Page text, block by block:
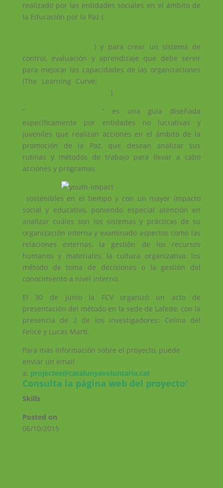
realizado por las entidades sociales en el ámbito de
la Educación por la Paz (Monitoring,
) y para crear un sistema de
control, evaluación y aprendizaje que debe servir
para mejorar las capacidades de las organizaciones
(The Learning Curve:
).
“The Learning Curve” es una guía diseñada
específicamente por entidades no lucrativas y
juveniles que realizan acciones en el ámbito de la
promoción de la Paz, que desean analizar sus
rutinas y métodos de trabajo para llevar a cabo
acciones y programas
sostenibles en el tiempo y con un mayor impacto
social y educativo, poniendo especial atención en
analizar cuáles son los sistemas y prácticas de su
organización interna y examinado aspectos como las
relaciones externas, la gestión de los recursos
humanos y materiales, la cultura organizativa, los
método de toma de decisiones o la gestión del
conocimiento a nivel interno.
El 30 de junio la FCV organizó un acto de
presentación del método en la sede de Lafede, con la
presencia de 2 de los investigadores: Celina del
Felice y Lucas Martí.
Para más información sobre el proyecto, puede
enviar un email
a: projectes@catalunyavoluntaria.cat
Consulta la página web del proyecto!
Skills
Posted on
06/10/2015